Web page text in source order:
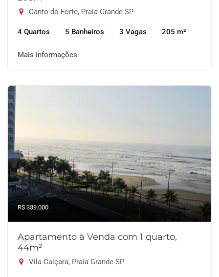
Canto do Forte, Praia Grande-SP
4 Quartos 5 Banheiros 3 Vagas 205 m²
Mais informações
R$ 339.000
Apartamento à Venda com 1 quarto,
44m²
Vila Caiçara, Praia Grande-SP